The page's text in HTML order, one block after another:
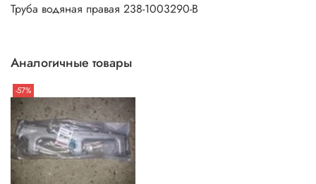
Труба водяная правая 238-1003290-В
Аналогичные товары
-57%